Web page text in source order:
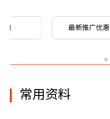
点 最新推广优惠
常用资料